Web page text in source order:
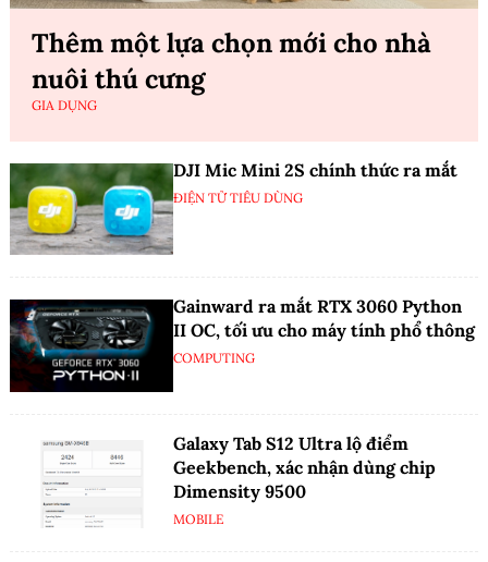
Thêm một lựa chọn mới cho nhà
nuôi thú cưng
GIA DỤNG
DJI Mic Mini 2S chính thức ra mắt
ĐIỆN TỬ TIÊU DÙNG
Gainward ra mắt RTX 3060 Python
II OC, tối ưu cho máy tính phổ thông
COMPUTING
Galaxy Tab S12 Ultra lộ điểm
Geekbench, xác nhận dùng chip
Dimensity 9500
MOBILE